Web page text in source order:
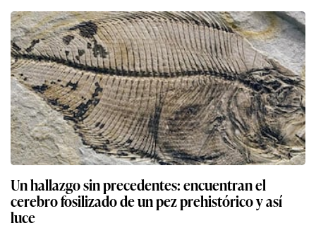
Un hallazgo sin precedentes: encuentran el
cerebro fosilizado de un pez prehistórico y así
luce